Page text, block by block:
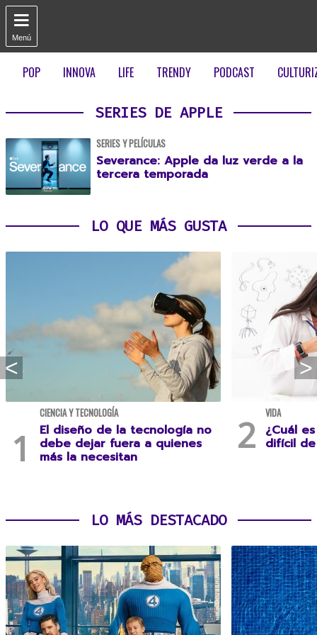

Menú
POP INNOVA LIFE TRENDY PODCAST
SERIES DE APPLE
SERIES Y PELÍCULAS
Severance: Apple da luz verde a la
tercera temporada
LO QUE MÁS GUSTA
CIENCIA Y TECNOLOGÍA
El diseño de la tecnología no
debe dejar fuera a quienes
más la necesitan
VIDA
¿Cuál
difícil
LO MÁS DESTACADO